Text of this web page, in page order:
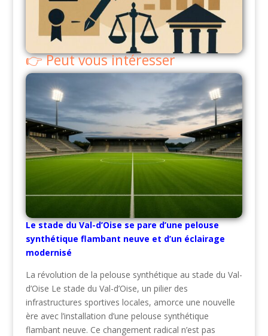
Peut vous intéresser
Le stade du Val-d’Oise se pare d’une pelouse
synthétique flambant neuve et d’un éclairage
modernisé
La révolution de la pelouse synthétique au stade du Val-
d’Oise Le stade du Val-d’Oise, un pilier des
infrastructures sportives locales, amorce une nouvelle
ère avec l’installation d’une pelouse synthétique
flambant neuve. Ce changement radical n’est pas